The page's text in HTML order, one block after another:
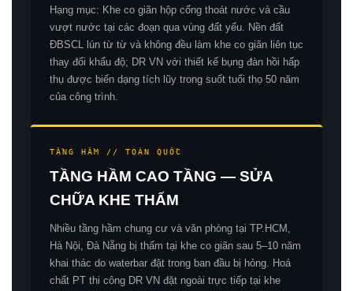
Hạng mục: Khe co giãn hộp cống thoát nước và cầu
vượt nước tại các đoạn qua vùng đất yếu. Nền đất
ĐBSCL lún từ từ và không đều làm khe co giãn liên tục
thay đổi khẩu độ; DR VN với thiết kế bụng đàn hồi hấp
thụ được biến dạng tích lũy trong suốt tuổi thọ 50 năm
của công trình.
TẦNG HẦM // TOÀN QUỐC
TẦNG HẦM CAO TẦNG — SỬA
CHỮA KHE THẤM
Nhiều tầng hầm chung cư và văn phòng tại TP.HCM,
Hà Nội, Đà Nẵng bị thấm tại khe co giãn sau 5–10 năm
khai thác do waterbar đặt trong ban đầu bị hỏng. Hoá
chất PT thi công DR VN đặt ngoài trực tiếp tại khe